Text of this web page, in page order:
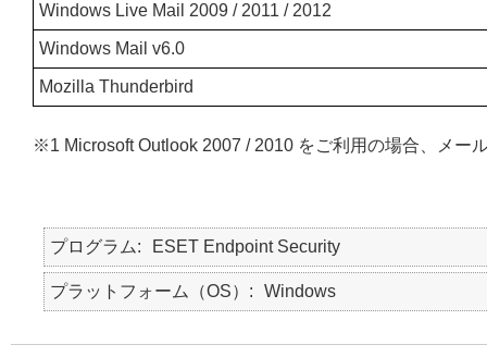
Windows Live Mail 2009 / 2011 / 2012
Windows Mail v6.0
Mozilla Thunderbird
※1 Microsoft Outlook 2007 / 2010 をご利用の場合、メー
プログラム ESET Endpoint Security
プラットフォーム（OS） Windows